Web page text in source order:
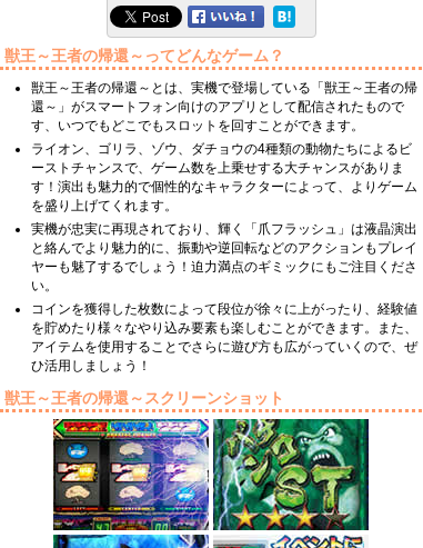
獣王～王者の帰還～ってどんなゲーム？
獣王～王者の帰還～とは、実機で登場している「獣王～王者の帰
還～」がスマートフォン向けのアプリとして配信されたもので
す、いつでもどこでもスロットを回すことができます。
ライオン、ゴリラ、ゾウ、ダチョウの4種類の動物たちによるビ
ーストチャンスで、ゲーム数を上乗せする大チャンスがありま
す！演出も魅力的で個性的なキャラクターによって、よりゲーム
を盛り上げてくれます。
実機が忠実に再現されており、輝く「爪フラッシュ」は液晶演出
と絡んでより魅力的に、振動や逆回転などのアクションもプレイ
ヤーも魅了するでしょう！迫力満点のギミックにもご注目くださ
い。
コインを獲得した枚数によって段位が徐々に上がったり、経験値
を貯めたり様々なやり込み要素も楽しむことができます。また、
アイテムを使用することでさらに遊び方も広がっていくので、ぜ
ひ活用しましょう！
獣王～王者の帰還～スクリーンショット